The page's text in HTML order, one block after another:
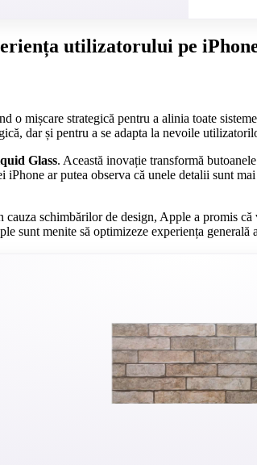
utilizatorului pe
mișcare strategică pentru a alinia toate
dar și pentru a se adapta la nevoile
Glass. Această inovație transformă
ar putea observa că unele detalii sunt
schimbărilor de design, Apple a promis
sunt menite să optimizeze experiența